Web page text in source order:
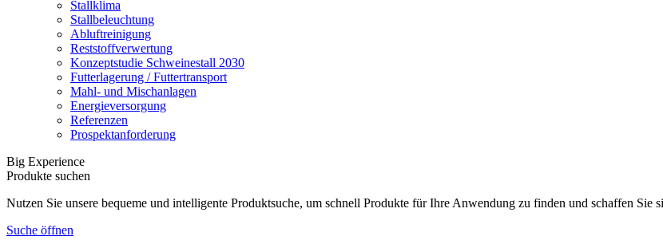
Stallklima
Stallbeleuchtung
Abluftreinigung
Reststoffverwertung
Konzeptstudie Schweinestall 2030
Futterlagerung / Futtertransport
Mahl- und Mischanlagen
Energieversorgung
Referenzen
Prospektanforderung
Big Experience
Produkte suchen
Nutzen Sie unsere bequeme und intelligente Produktsuche, um schnell Produkte für Ihre Anwendung zu finden und schaffen Sie
Suche öffnen